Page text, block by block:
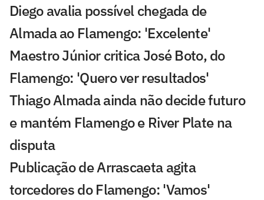
Diego avalia possível chegada de
Almada ao Flamengo: 'Excelente'
Maestro Júnior critica José Boto, do
Flamengo: 'Quero ver resultados'
Thiago Almada ainda não decide futuro
e mantém Flamengo e River Plate na
disputa
Publicação de Arrascaeta agita
torcedores do Flamengo: 'Vamos'